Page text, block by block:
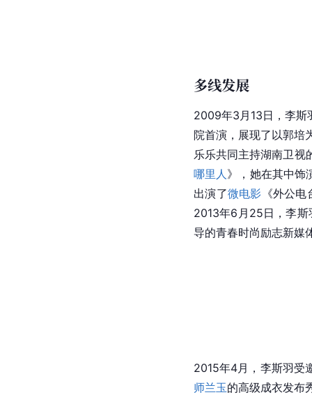
多线发展
2009年3月13日，李斯
院首演，展现了以郭培
乐乐共同主持湖南卫视
哪里人 》，她在其中饰
出演了微电影 《外公
2013年6月25日，李
导的青春时尚励志新媒
2015年4月，李斯羽受
师兰玉的高级成衣发布